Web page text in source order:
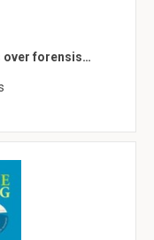
over forensis…